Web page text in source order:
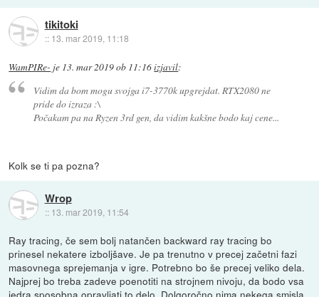
tikitoki
:: 13. mar 2019, 11:18
WamPIRe- je 13. mar 2019 ob 11:16izjavil:
Vidim da bom mogu svojga i7-3770k upgrejdat. RTX2080 ne
pride do izraza :\
Počakam pa na Ryzen 3rd gen, da vidim kakšne bodo kaj cene...
Kolk se ti pa pozna?
Wrop
:: 13. mar 2019, 11:54
Ray tracing, če sem bolj natančen backward ray tracing bo
prinesel nekatere izboljšave. Je pa trenutno v precej začetni fazi
masovnega sprejemanja v igre. Potrebno bo še precej veliko dela.
Najprej bo treba zadeve poenotiti na strojnem nivoju, da bodo vsa